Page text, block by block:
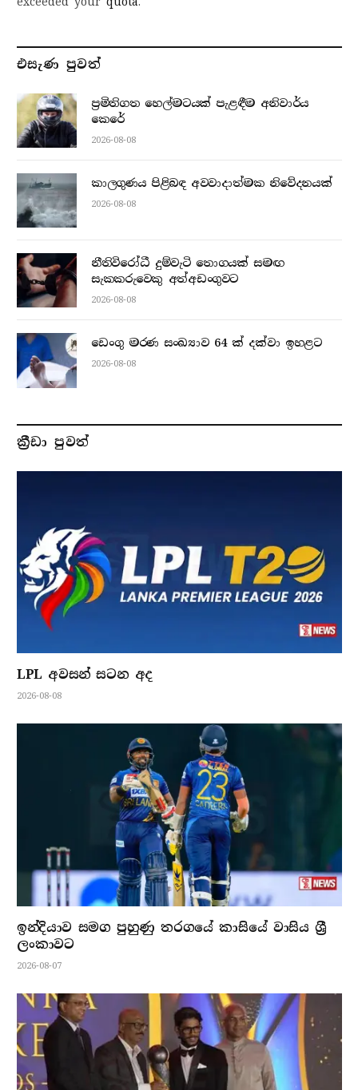
එසැණ පුව​ත්
ප්‍රමිතිගත හෙල්මටයක් පැළඳීම අනිවාර්ය
කෙරේ
2026-08-08
කාලගුණය පිළිබඳ අවවාදාත්මක නිවේදනයක්
2026-08-08
නීතිවිරෝධී දුම්වැටි තොගයක් සමඟ
සැකකරුවෙකු අත්අඩංගුවට
2026-08-08
ඩෙංගු මරණ සංඛ්‍යාව 64 ක් දක්වා ඉහළට
2026-08-08
ක්‍රීඩා පුවත්
LPL අවසන් සටන අද
2026-08-08
ඉන්දියාව සමග පුහුණු තරගයේ කාසියේ වාසිය ශ්‍රී
ලංකාවට
2026-08-07